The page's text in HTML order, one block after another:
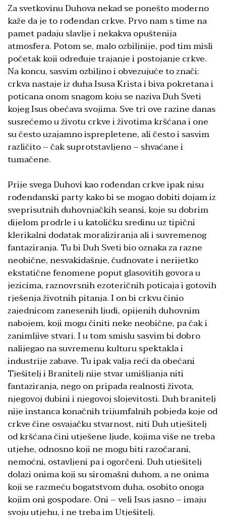
Za svetkovinu Duhova nekad se ponešto moderno
kaže da je to rođendan crkve. Prvo nam s time na
pamet padaju slavlje i nekakva opuštenija
atmosfera. Potom se, malo ozbiljnije, pod tim misli
početak koji određuje trajanje i postojanje crkve.
Na koncu, sasvim ozbiljno i obvezujuće to znači:
crkva nastaje iz duha Isusa Krista i biva pokretana i
poticana onom snagom koju se naziva Duh Sveti
kojeg Isus obećava svojima. Sve tri ove razine danas
susrećemo u životu crkve i životima kršćana i one
su često uzajamno isprepletene, ali često i sasvim
različito – čak suprotstavljeno – shvaćane i
tumačene.
Prije svega Duhovi kao rođendan crkve ipak nisu
rođendanski party kako bi se mogao dobiti dojam iz
sveprisutnih duhovnjačkih seansi, koje su dobrim
dijelom prodrle i u katoličku sredinu uz tipični
klerikalni dodatak moraliziranja ali i suvremenog
fantaziranja. Tu bi Duh Sveti bio oznaka za razne
neobične, nesvakidašnje, čudnovate i nerijetko
ekstatične fenomene poput glasovitih govora u
jezicima, raznovrsnih ezoteričnih poticaja i gotovih
rješenja životnih pitanja. I on bi crkvu činio
zajednicom zanesenih ljudi, opijenih duhovnim
nabojem, koji mogu činiti neke neobične, pa čak i
zanimljive stvari. I u tom smislu sasvim bi dobro
nalijegao na suvremenu kulturu spektakla i
industrije zabave. Tu ipak valja reći da obećani
Tješitelj i Branitelj nije stvar umišljanja niti
fantaziranja, nego on pripada realnosti života,
njegovoj dubini i njegovoj slojevitosti. Duh branitelj
nije instanca konačnih trijumfalnih pobjeda koje od
crkve čine osvajačku stvarnost, niti Duh utješitelj
od kršćana čini utješene ljude, kojima više ne treba
utjehe, odnosno koji ne mogu biti razočarani,
nemoćni, ostavljeni pa i ogorčeni. Duh utješitelj
dolazi onima koji su siromašni duhom, a ne onima
koji se razmeću bogatstvom duha, osobito onoga
kojim oni gospodare. Oni – veli Isus jasno – imaju
svoju utjehu, i ne treba im Utješitelj.